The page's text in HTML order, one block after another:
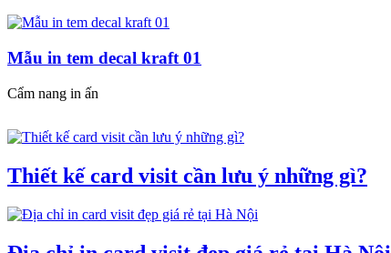
Mẫu in tem decal kraft 01
Cẩm nang in ấn
Thiết kế card visit cần lưu ý những gì?